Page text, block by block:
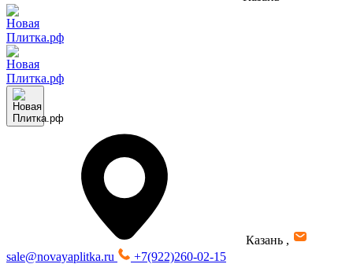
Казань ,
sale@novayaplitka.ru
+7(922)260-02-15